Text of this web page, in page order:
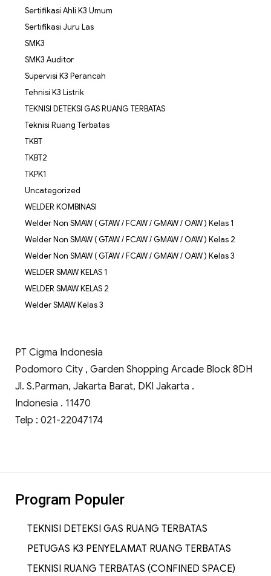
Sertifikasi Ahli K3 Umum
Sertifikasi Juru Las
SMK3
SMK3 Auditor
Supervisi K3 Perancah
Tehnisi K3 Listrik
TEKNISI DETEKSI GAS RUANG TERBATAS
Teknisi Ruang Terbatas
TKBT
TKBT2
TKPK1
Uncategorized
WELDER KOMBINASI
Welder Non SMAW ( GTAW / FCAW / GMAW / OAW ) Kelas 1
Welder Non SMAW ( GTAW / FCAW / GMAW / OAW ) Kelas 2
Welder Non SMAW ( GTAW / FCAW / GMAW / OAW ) Kelas 3
WELDER SMAW KELAS 1
WELDER SMAW KELAS 2
Welder SMAW Kelas 3
PT Cigma Indonesia
Podomoro City , Garden Shopping Arcade Block 8DH
Jl. S.Parman, Jakarta Barat, DKI Jakarta .
Indonesia . 11470
Telp : 021-22047174
Program Populer
TEKNISI DETEKSI GAS RUANG TERBATAS
PETUGAS K3 PENYELAMAT RUANG TERBATAS
TEKNISI RUANG TERBATAS (CONFINED SPACE)